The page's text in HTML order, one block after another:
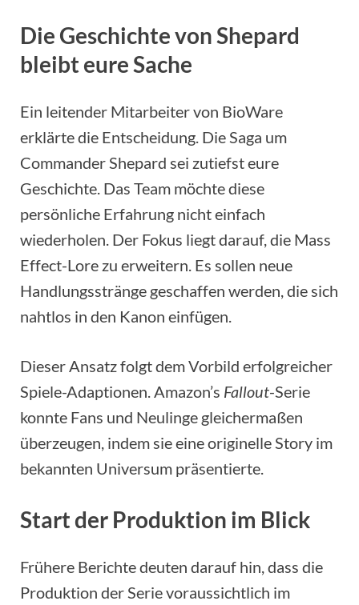
Die Geschichte von Shepard
bleibt eure Sache
Ein leitender Mitarbeiter von BioWare
erklärte die Entscheidung. Die Saga um
Commander Shepard sei zutiefst eure
Geschichte. Das Team möchte diese
persönliche Erfahrung nicht einfach
wiederholen. Der Fokus liegt darauf, die Mass
Effect-Lore zu erweitern. Es sollen neue
Handlungsstränge geschaffen werden, die sich
nahtlos in den Kanon einfügen.
Dieser Ansatz folgt dem Vorbild erfolgreicher
Spiele-Adaptionen. Amazon’s Fallout-Serie
konnte Fans und Neulinge gleichermaßen
überzeugen, indem sie eine originelle Story im
bekannten Universum präsentierte.
Start der Produktion im Blick
Frühere Berichte deuten darauf hin, dass die
Produktion der Serie voraussichtlich im